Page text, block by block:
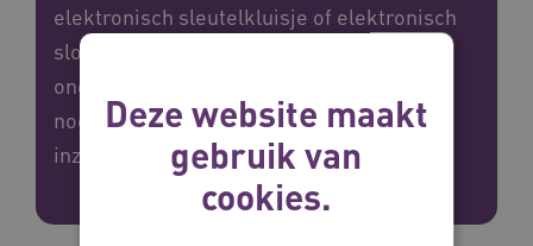
elektronisch sleutelkluisje of elektronisch
slot kunnen zij alsnog de geplande zorg of
ondersteuning geven of ingrijpen bij
noodsituaties. Ontdek hier alles over de
inzet van elektronisch toegangsbeheer.
Deze website maakt
gebruik van
cookies.